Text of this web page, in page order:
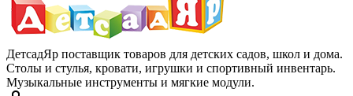
ДетсадЯр поставщик товаров для детских садов, школ и дома.
Столы и стулья, кровати, игрушки и спортивный инвентарь.
Музыкальные инструменты и мягкие модули.